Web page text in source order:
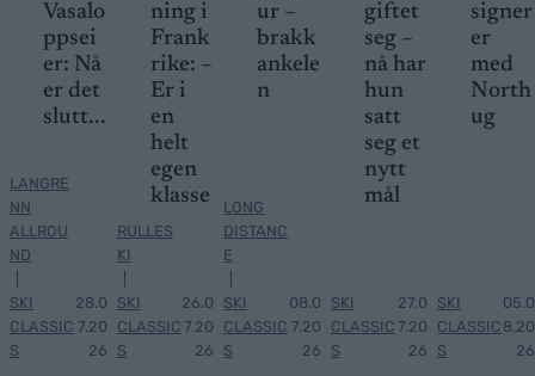
Vasalo
ppsei
er: Nå
er det
slutt...
LANGRE
NN
ALLROU
ND
SKI
CLASSIC
S
28.0
7.20
26
ning i
Frank
rike: –
Er i
en
helt
egen
klasse
RULLES
KI
SKI
CLASSIC
S
26.0
7.20
26
ur –
brakk
ankele
n
LONG
DISTANC
E
SKI
CLASSIC
S
08.0
7.20
26
giftet
seg –
nå har
hun
satt
seg et
nytt
mål
SKI
CLASSIC
S
27.0
7.20
26
signer
er
med
North
ug
SKI
CLASSIC
S
05.0
8.20
26